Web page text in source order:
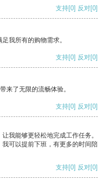
支持[0] 反对[0]
我所有的购物需求。
支持[0] 反对[0]
来了无限的流畅体验。
支持[0] 反对[0]
我能够更轻松地完成工作任务。
可以提前下班，有更多的时间陪
支持[0] 反对[0]